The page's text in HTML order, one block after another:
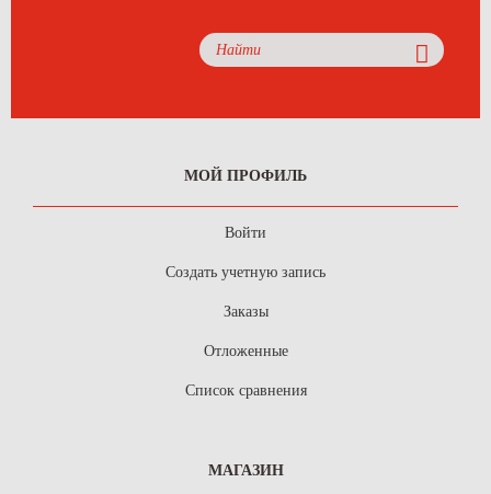
МОЙ ПРОФИЛЬ
Войти
Создать учетную запись
Заказы
Отложенные
Список сравнения
МАГАЗИН